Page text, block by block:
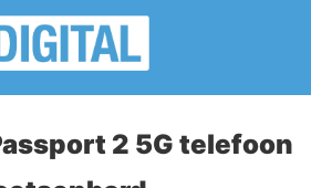
2 5G telefoon